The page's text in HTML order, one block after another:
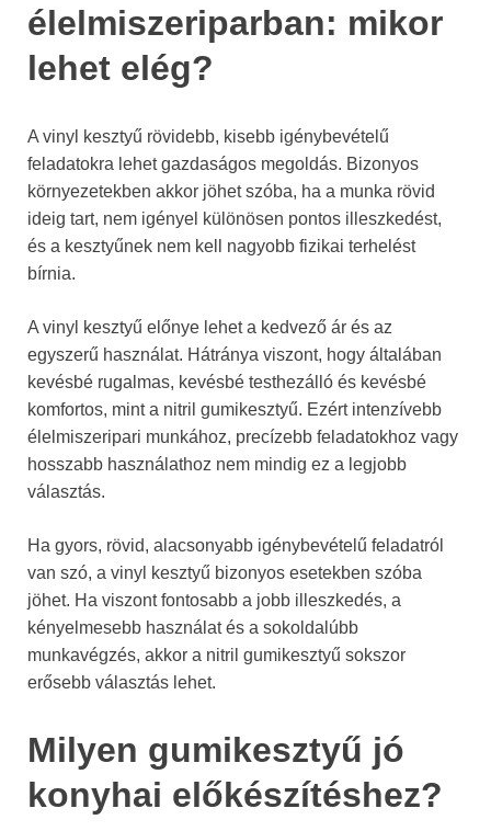
élelmiszeriparban: mikor
lehet elég?
A vinyl kesztyű rövidebb, kisebb igénybevételű
feladatokra lehet gazdaságos megoldás. Bizonyos
környezetekben akkor jöhet szóba, ha a munka rövid
ideig tart, nem igényel különösen pontos illeszkedést,
és a kesztyűnek nem kell nagyobb fizikai terhelést
bírnia.
A vinyl kesztyű előnye lehet a kedvező ár és az
egyszerű használat. Hátránya viszont, hogy általában
kevésbé rugalmas, kevésbé testhezálló és kevésbé
komfortos, mint a nitril gumikesztyű. Ezért intenzívebb
élelmiszeripari munkához, precízebb feladatokhoz vagy
hosszabb használathoz nem mindig ez a legjobb
választás.
Ha gyors, rövid, alacsonyabb igénybevételű feladatról
van szó, a vinyl kesztyű bizonyos esetekben szóba
jöhet. Ha viszont fontosabb a jobb illeszkedés, a
kényelmesebb használat és a sokoldalúbb
munkavégzés, akkor a nitril gumikesztyű sokszor
erősebb választás lehet.
Milyen gumikesztyű jó
konyhai előkészítéshez?